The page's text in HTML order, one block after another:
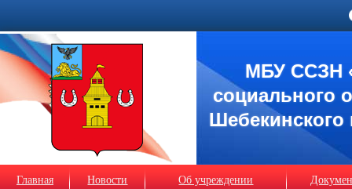
МБУ ССЗН
социального
Шебекинского
Главная Новости Об учреждении